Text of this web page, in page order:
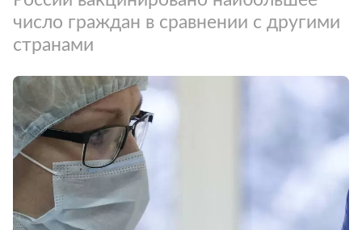
число граждан в сравнении с другими
странами